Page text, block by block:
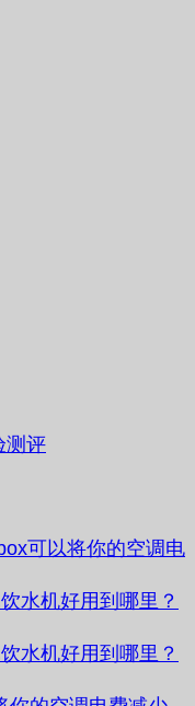
测评
可以将你的空调电
水机好用到哪里？
水机好用到哪里？